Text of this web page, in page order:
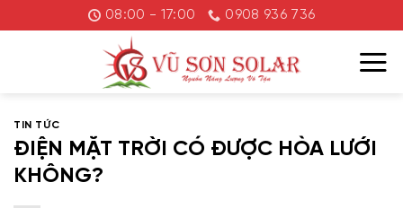
đến
08:00 - 17:00 0908 936 736
TIN TỨC
ĐIỆN MẶT TRỜI CÓ ĐƯỢC HÒA LƯỚI
KHÔNG?